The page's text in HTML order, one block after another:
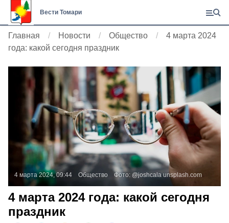
Вести Томари
Главная Новости Общество
4 марта 2024
года: какой сегодня праздник
4 марта 2024, 09:44 Общество Фото: @joshcala unsplash.com
4 марта 2024 года: какой сегодня
праздник